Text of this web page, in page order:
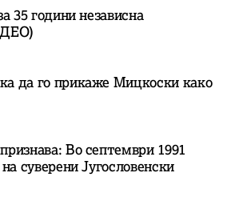
35 години независна
да го прикаже Мицкоски како
Во септември 1991
суверени Југословенски